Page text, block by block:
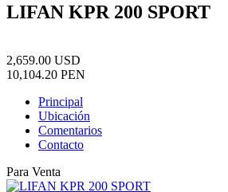
LIFAN KPR 200 SPORT
2,659.00 USD
10,104.20 PEN
Principal
Ubicación
Comentarios
Contacto
Para Venta